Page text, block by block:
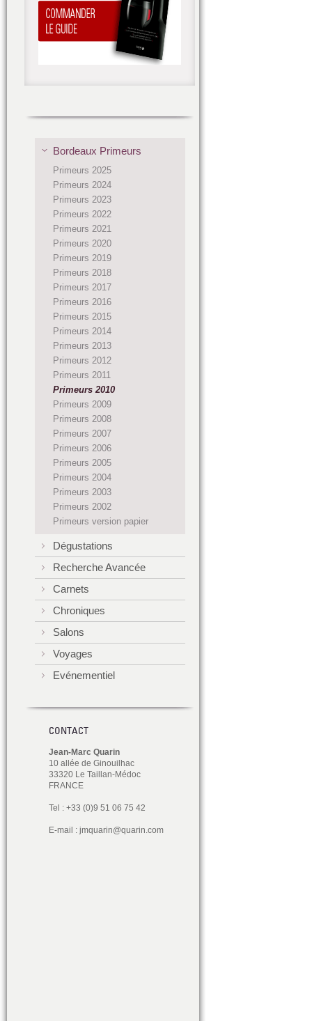
Bordeaux Primeurs
Primeurs 2025
Primeurs 2024
Primeurs 2023
Primeurs 2022
Primeurs 2021
Primeurs 2020
Primeurs 2019
Primeurs 2018
Primeurs 2017
Primeurs 2016
Primeurs 2015
Primeurs 2014
Primeurs 2013
Primeurs 2012
Primeurs 2011
Primeurs 2010
Primeurs 2009
Primeurs 2008
Primeurs 2007
Primeurs 2006
Primeurs 2005
Primeurs 2004
Primeurs 2003
Primeurs 2002
Primeurs version papier
Dégustations
Recherche Avancée
Carnets
Chroniques
Salons
Voyages
Evénementiel
CONTACT
Jean-Marc Quarin
10 allée de Ginouilhac
33320 Le Taillan-Médoc
FRANCE
Tel : +33 (0)9 51 06 75 42
E-mail : jmquarin@quarin.com